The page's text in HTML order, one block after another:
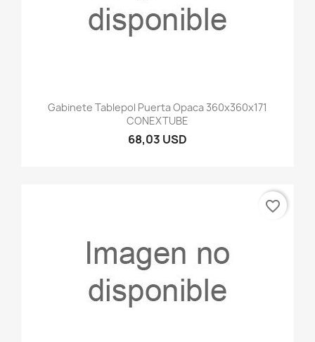
Gabinete Tablepol Puerta Opaca 360x360x171
CONEXTUBE
68,03 USD
favorite_border